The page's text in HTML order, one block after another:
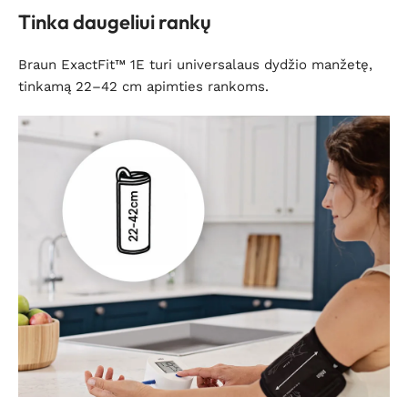
Tinka daugeliui rankų
Braun ExactFit™ 1E turi universalaus dydžio manžetę,
tinkamą 22–42 cm apimties rankoms.